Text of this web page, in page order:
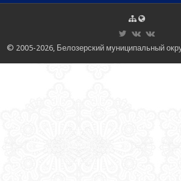
© 2005-2026, Белозерский муниципальный